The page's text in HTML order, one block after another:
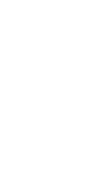
dine
eller mulighed
enhed, og
husstand
en enkelt